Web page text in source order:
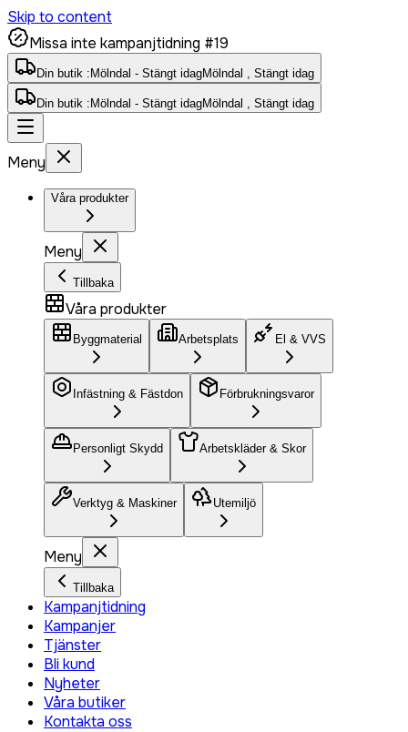
Skip to content
Missa inte kampanjtidning #19
Din butik : Mölndal - Stängt idagMölndal , Stängt idag
Din butik : Mölndal - Stängt idagMölndal , Stängt idag
Meny
Våra produkter
Meny
Tillbaka
Våra produkter
Byggmaterial Arbetsplats El & VVS
Infästning & Fästdon Förbrukningsvaror
Personligt Skydd Arbetskläder & Skor
Verktyg & Maskiner Utemiljö
Meny
Tillbaka
Kampanjtidning
Kampanjer
Tjänster
Bli kund
Nyheter
Våra butiker
Kontakta oss